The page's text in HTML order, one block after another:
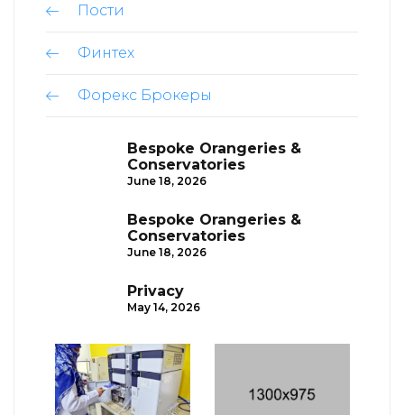
Пости
Финтех
Форекс Брокеры
Bespoke Orangeries &
Conservatories
June 18, 2026
Bespoke Orangeries &
Conservatories
June 18, 2026
Privacy
May 14, 2026